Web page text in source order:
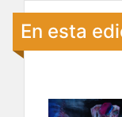
En esta